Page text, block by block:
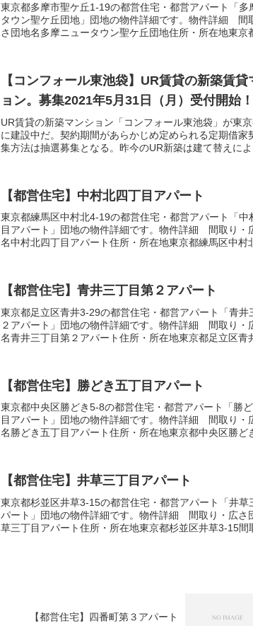
東京都多摩市聖ケ丘1-19の都営住宅・都営アパート「多
タウン聖ケ丘団地」団地の物件詳細です。物件詳細 間
さ団地名多摩ニュータウン聖ケ丘団地住所・所在地東京
【コンフォール東池袋】UR賃貸の新築賃貸
ョン。募集2021年5月31日（月）受付開始！
UR賃貸の新築マンション「コンフォール東池袋」が東
に建設中だ。契約期間があらかじめ定められる定期借家
集方法は抽選募集となる。昨今のUR新築は建て替えによ
【都営住宅】中村北四丁目アパート
東京都練馬区中村北4-19の都営住宅・都営アパート「中
目アパート」団地の物件詳細です。物件詳細 間取り・
名中村北四丁目アパート住所・所在地東京都練馬区中村
【都営住宅】青井三丁目第２アパート
東京都足立区青井3-29の都営住宅・都営アパート「青井
２アパート」団地の物件詳細です。物件詳細 間取り・
名青井三丁目第２アパート住所・所在地東京都足立区青
【都営住宅】勝どき五丁目アパート
東京都中央区勝どき5-8の都営住宅・都営アパート「勝
目アパート」団地の物件詳細です。物件詳細 間取り・
名勝どき五丁目アパート住所・所在地東京都中央区勝ど
【都営住宅】井草三丁目アパート
東京都杉並区井草3-15の都営住宅・都営アパート「井草
パート」団地の物件詳細です。物件詳細 間取り・広さ
草三丁目アパート住所・所在地東京都杉並区井草3-15間
【都営住宅】四番町第３アパート